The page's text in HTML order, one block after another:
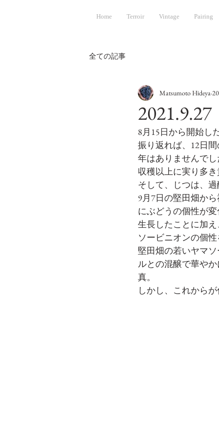
Home Terroir Vintage Pairing
全ての記事
Matsumoto Hideya
8月15日から開始し
振り返れば、12日
年はありませんで
収穫以上に実り多
そして、じつは、
9月7日の堅田畑か
にぶどうの個性が
生長したことに加
ソービニオンの個
堅田畑の若いヤマ
ルとの混醸で華や
真。
しかし、これから